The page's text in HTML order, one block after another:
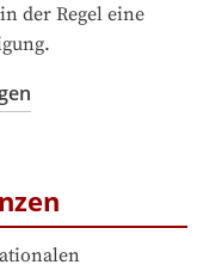
der Regel eine